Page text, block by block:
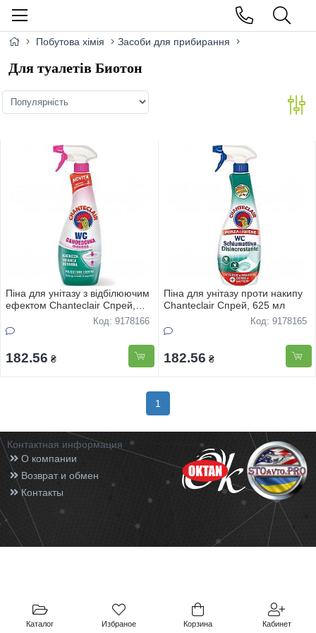
Каталог Избраное Корзина Кабинет
Побутова хімія Засоби для прибирання
Для туалетів Биотон
Піна для унітазу з відбілюючим
ефектом Chanteclair Спрей,
Код: 9178166
182.56 ₴
Піна для унітазу проти накипу
Chanteclair Спрей, 625 мл
Код: 9178165
182.56 ₴
1
Контактная информация
О компании
Возврат и обмен
Контакты